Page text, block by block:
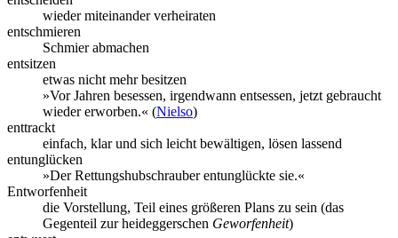
wieder miteinander verheiraten
entschmieren
Schmier abmachen
entsitzen
etwas nicht mehr besitzen
»Vor Jahren besessen, irgendwann entsessen, jetzt gebraucht
wieder erworben.« (Nielso)
enttrackt
einfach, klar und sich leicht bewältigen, lösen lassend
entunglücken
»Der Rettungshubschrauber entunglückte sie.«
Entworfenheit
die Vorstellung, Teil eines größeren Plans zu sein (das
Gegenteil zur heideggerschen Geworfenheit)